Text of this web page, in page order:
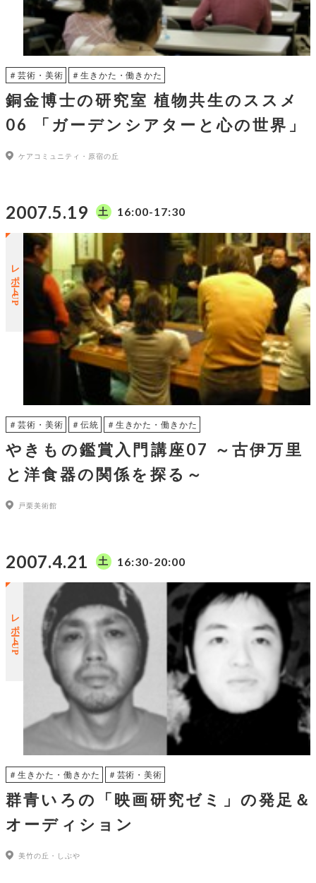
＃芸術・美術 ＃生きかた・働きかた
銅金博士の研究室 植物共生のススメ
06 「ガーデンシアターと心の世界」
ケアコミュニティ・原宿の丘
2007.5.19 土 16:00-17:30
レポートUP
＃芸術・美術 ＃伝統 ＃生きかた・働きかた
やきもの鑑賞入門講座07 ～古伊万里
と洋食器の関係を探る～
戸栗美術館
2007.4.21 土 16:30-20:00
レポートUP
＃生きかた・働きかた ＃芸術・美術
群青いろの「映画研究ゼミ」の発足＆
オーディション
美竹の丘・しぶや